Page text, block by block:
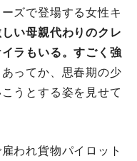
ズで登場する女性キ
い母親代わりのクレ
ラもいる。すごく強
ってか、思春期の少
うとする姿を見せて
われ貨物パイロット